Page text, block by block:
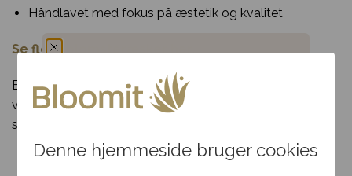
Denne hjemmeside bruger cookies
Håndlavet med fokus på æstetik og kvalitet
Se flere blomsteræsker her.
Bemærk: Design og blomstersammensætning kan
variere afhængigt af floristens kreative valg og
sæsonens sortiment.
Samme-dags leveringVed
Gratis
DanmarkDu har fået en